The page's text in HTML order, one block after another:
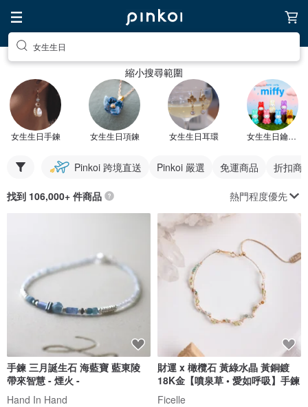
女生生日
縮小搜尋範圍
女生生日手鍊 女生生日項鍊 女生生日耳環 女生生日鑰匙圈
Pinkoi 跨境直送 Pinkoi 嚴選 免運商品 折扣商
找到 106,000+ 件商品 熱門程度優先
手鍊 三月誕生石 海藍寶 藍東陵
帶來智慧 - 煙火 -
Hand In Hand
財運 x 橄欖石 黃綠水晶 黃銅鍍
18K金【噴泉草 • 愛如呼吸】手鍊
Ficelle